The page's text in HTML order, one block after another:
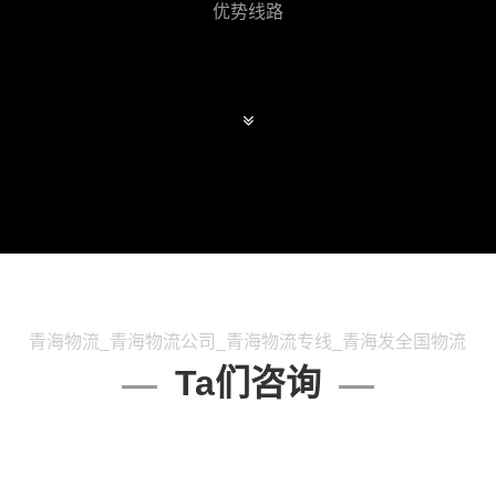
优势线路
青海物流_青海物流公司_青海物流专线_青海发全国物流
Ta们咨询